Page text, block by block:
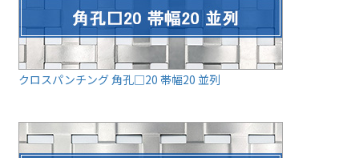
クロスパンチング 角孔□20 帯幅20 並列